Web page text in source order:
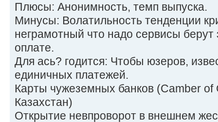
Плюсы: Анонимность, темп выпуска.
Минусы: Волатильность тенденции
неграмотный что надо сервисы берут
оплате.
Для ась? годится: Чтобы юзеров,
единичных платежей.
Карты чужеземных банков (Camber
Казахстан)
Открытие невпроворот в внешнем